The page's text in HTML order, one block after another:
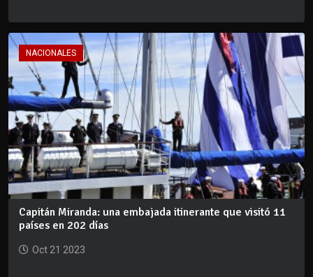
NACIONALES
Capitán Miranda: una embajada itinerante que visitó 11
países en 202 días
Oct 21 2023